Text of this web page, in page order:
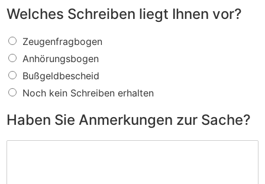
i
V
e
r
s
t
o
ß
w
Welches Schreiben liegt Ihnen vor?
W
e
c
h
e
S
Zeugenfragbogen
Anhörungsbogen
Bußgeldbescheid
Noch kein Schreiben erhalten
Haben Sie Anmerkungen zur Sache?